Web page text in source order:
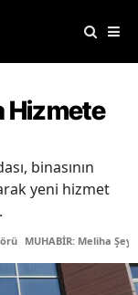
Hizmete
binasının
yeni hizmet
MUHABİR: Meliha